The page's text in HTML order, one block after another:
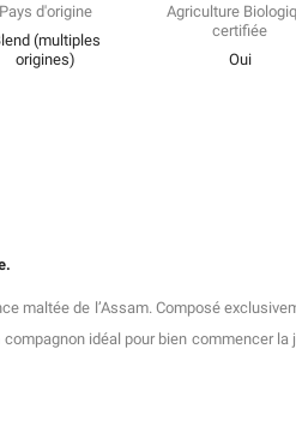
Pays d'origine
(multiples
origines)
Agriculture
certifiée
Oui
maltée de l’Assam. Composé
idéal pour bien commencer la